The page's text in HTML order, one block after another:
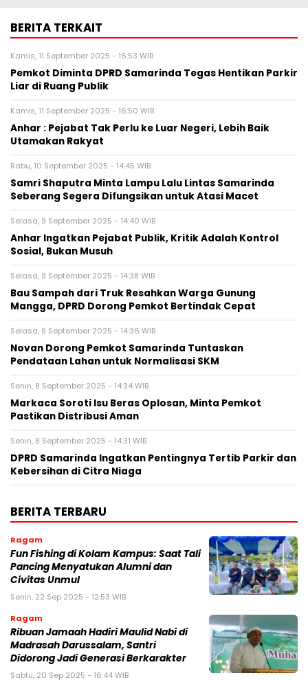
BERITA TERKAIT
Kamis, 11 September 2025 - 16:53 WIB
Pemkot Diminta DPRD Samarinda Tegas Hentikan Parkir
Liar di Ruang Publik
Kamis, 11 September 2025 - 16:50 WIB
Anhar : Pejabat Tak Perlu ke Luar Negeri, Lebih Baik
Utamakan Rakyat
Rabu, 10 September 2025 - 14:45 WIB
Samri Shaputra Minta Lampu Lalu Lintas Samarinda
Seberang Segera Difungsikan untuk Atasi Macet
Selasa, 9 September 2025 - 14:40 WIB
Anhar Ingatkan Pejabat Publik, Kritik Adalah Kontrol
Sosial, Bukan Musuh
Selasa, 9 September 2025 - 14:38 WIB
Bau Sampah dari Truk Resahkan Warga Gunung
Mangga, DPRD Dorong Pemkot Bertindak Cepat
Selasa, 9 September 2025 - 14:36 WIB
Novan Dorong Pemkot Samarinda Tuntaskan
Pendataan Lahan untuk Normalisasi SKM
Senin, 8 September 2025 - 14:34 WIB
Markaca Soroti Isu Beras Oplosan, Minta Pemkot
Pastikan Distribusi Aman
Senin, 8 September 2025 - 14:31 WIB
DPRD Samarinda Ingatkan Pentingnya Tertib Parkir dan
Kebersihan di Citra Niaga
BERITA TERBARU
Ragam
Fun Fishing di Kolam Kampus: Saat Tali
Pancing Menyatukan Alumni dan
Civitas Unmul
Senin, 22 Sep 2025 - 12:53 WIB
Ragam
Ribuan Jamaah Hadiri Maulid Nabi di
Madrasah Darussalam, Santri
Didorong Jadi Generasi Berkarakter
Sabtu, 20 Sep 2025 - 16:44 WIB